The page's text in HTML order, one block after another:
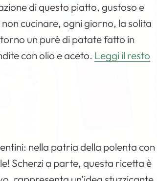
di questo piatto, gustoso e
cucinare, ogni giorno, la solita
un purè di patate fatto in
con olio e aceto. Leggi il resto
nella patria della polenta con
Scherzi a parte, questa ricetta è